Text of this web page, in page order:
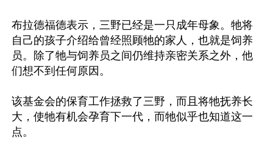
布拉德福德表示，三野已经是一只成年母象。牠将
自己的孩子介绍给曾经照顾牠的家人，也就是饲养
员。除了牠与饲养员之间仍维持亲密关系之外，他
们想不到任何原因。
该基金会的保育工作拯救了三野，而且将牠抚养长
大，使牠有机会孕育下一代，而牠似乎也知道这一
点。